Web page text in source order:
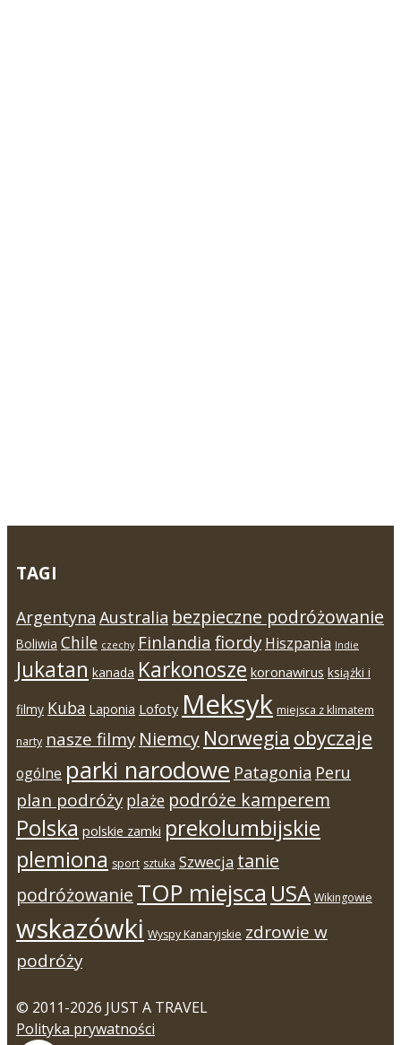
TAGI
Argentyna Australia bezpieczne podróżowanie
Boliwia Chile czechy Finlandia fiordy Hiszpania Indie
Jukatan kanada Karkonosze koronawirus książki i
filmy Kuba Laponia Lofoty Meksyk miejsca z klimatem
narty nasze filmy Niemcy Norwegia obyczaje
ogólne parki narodowe Patagonia Peru
plan podróży plaże podróże kamperem
Polska polskie zamki prekolumbijskie
plemiona sport sztuka Szwecja tanie
podróżowanie TOP miejsca USA Wikingowie
wskazówki Wyspy Kanaryjskie zdrowie w
podróży
© 2011-2026 JUST A TRAVEL
Polityka prywatności